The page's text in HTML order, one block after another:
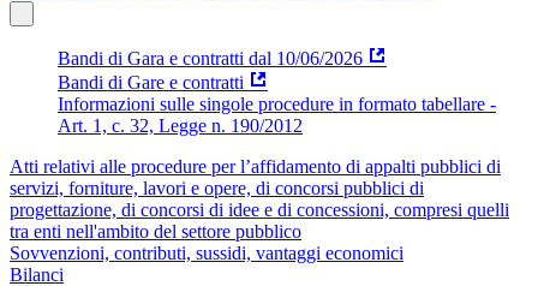
Bandi di Gara e contratti dal 10/06/2026
Bandi di Gare e contratti
Informazioni sulle singole procedure in formato tabellare -
Art. 1, c. 32, Legge n. 190/2012
Atti relativi alle procedure per l’affidamento di appalti pubblici di
servizi, forniture, lavori e opere, di concorsi pubblici di
progettazione, di concorsi di idee e di concessioni, compresi quelli
tra enti nell'ambito del settore pubblico
Sovvenzioni, contributi, sussidi, vantaggi economici
Bilanci